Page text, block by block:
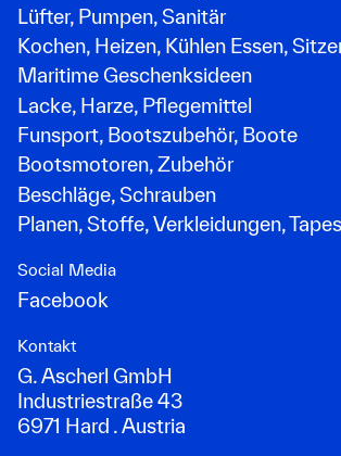
Lüfter, Pumpen, Sanitär
Kochen, Heizen, Kühlen Essen,
Maritime Geschenksideen
Lacke, Harze, Pflegemittel
Funsport, Bootszubehör, Boote
Bootsmotoren, Zubehör
Beschläge, Schrauben
Planen, Stoffe, Verkleidungen, Tapes
Social Media
Facebook
Kontakt
G. Ascherl GmbH
Industriestraße 43
6971 Hard . Austria